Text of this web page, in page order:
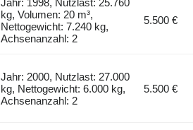
kg, Volumen: 20 m³,
Nettogewicht: 7.240 kg,
Achsenanzahl: 2
5.500 €
Jahr: 2000, Nutzlast: 27.000
kg, Nettogewicht: 6.000 kg,
Achsenanzahl: 2
5.500 €